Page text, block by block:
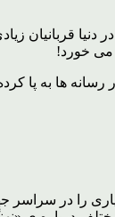
دنیا
می خورد!
رسانه ها به
مرگباری را گذاشت